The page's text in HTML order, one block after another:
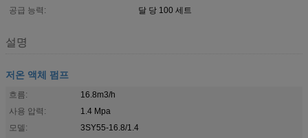
공급 능력:
달 당 100 세트
설명
저온 액체 펌프
흐름:
16.8m3/h
사용 압력:
1.4 Mpa
모델:
3SY55-16.8/1.4